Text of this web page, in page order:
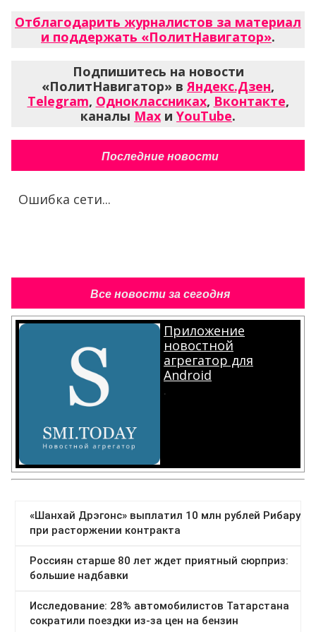
Отблагодарить журналистов за материал
и поддержать «ПолитНавигатор».
Подпишитесь на новости
«ПолитНавигатор» вЯндекс.Дзен,
Telegram, Одноклассниках, Вконтакте,
каналы Max и YouTube.
Последние новости
Ошибка сети...
Все новости за сегодня
Приложение
новостной
агрегатор для
Android
.